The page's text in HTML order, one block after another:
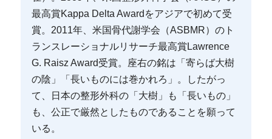
最高賞Kappa Delta Awardをアジアで初めて受
賞。2011年、米国骨代謝学会（ASBMR）のト
ランスレーショナルリサーチ最高賞Lawrence
G. Raisz Award受賞。座右の銘は「寄らば大樹
の陰」「長いものには巻かれろ」。したがっ
て、日本の整形外科の「大樹」も「長いもの」
も、公正で厳然としたものであることを願って
いる。